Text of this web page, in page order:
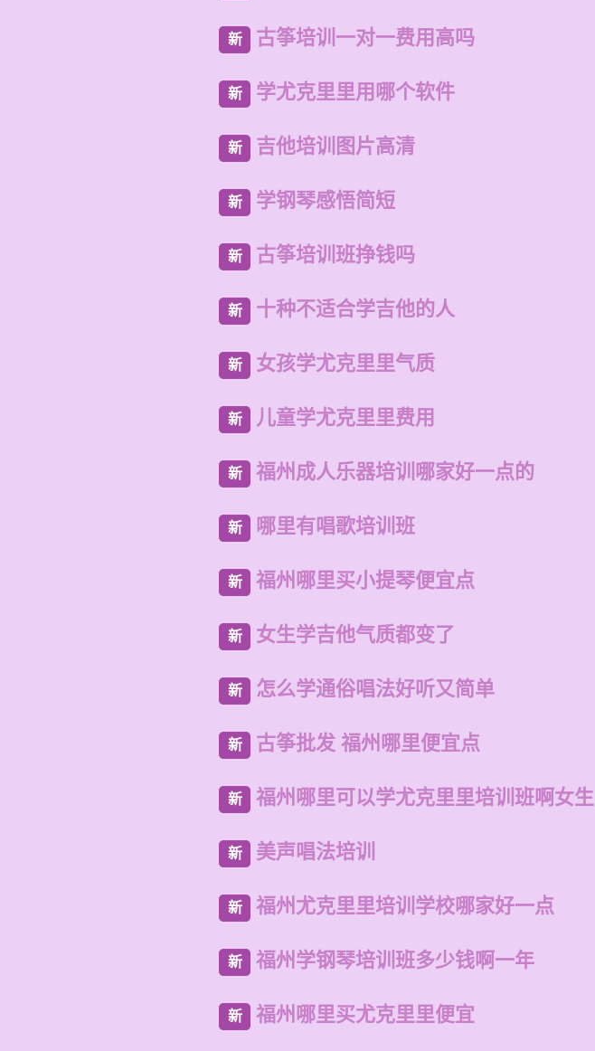
新 古筝培训一对一费用高吗
新 学尤克里里用哪个软件
新 吉他培训图片高清
新 学钢琴感悟简短
新 古筝培训班挣钱吗
新 十种不适合学吉他的人
新 女孩学尤克里里气质
新 儿童学尤克里里费用
新 福州成人乐器培训哪家好一点的
新 哪里有唱歌培训班
新 福州哪里买小提琴便宜点
新 女生学吉他气质都变了
新 怎么学通俗唱法好听又简单
新 古筝批发 福州哪里便宜点
新 福州哪里可以学尤克里里培训班啊女生
新 美声唱法培训
新 福州尤克里里培训学校哪家好一点
新 福州学钢琴培训班多少钱啊一年
新 福州哪里买尤克里里便宜